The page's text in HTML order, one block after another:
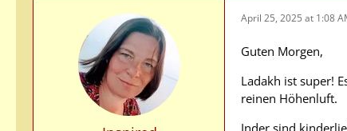
April 25, 2025 at 1:08
Guten Morgen,
Ladakh ist super!
reinen Höhenluft.